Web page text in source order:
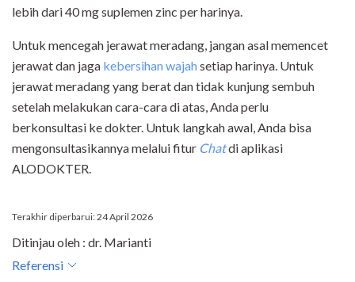
lebih dari 40 mg suplemen zinc per harinya.
Untuk mencegah jerawat meradang, jangan asal memencet
jerawat dan jaga kebersihan wajahsetiap harinya. Untuk
jerawat meradang yang berat dan tidak kunjung sembuh
setelah melakukan cara-cara di atas, Anda perlu
berkonsultasi ke dokter. Untuk langkah awal, Anda bisa
mengonsultasikannya melalui fitur Chatdi aplikasi
ALODOKTER.
Terakhir diperbarui: 24 April 2026